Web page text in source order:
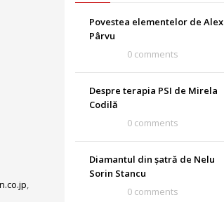
,
Povestea elementelor de Alex
Pârvu
0 comments
Despre terapia PSI de Mirela
Codilă
0 comments
Diamantul din șatră de Nelu
Sorin Stancu
0 comments